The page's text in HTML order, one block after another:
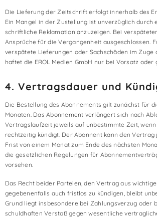
Die Lieferung der Zeitschrift erfolgt innerhalb des
Ein Mangel in der Zustellung ist unverzüglich durch
schriftliche Reklamation anzuzeigen. Bei
Ansprüche für die Vergangenheit ausgeschlossen.
verspätete Lieferungen oder Sachschäden im Zuge
haftet die EROL Medien GmbH nur bei Vorsatz
4. Vertragsdauer und
Die Bestellung des Abonnements gilt zunächst für
Monaten. Das Abonnement verlängert sich nach
Vertragslaufzeit jeweils auf unbestimmte Zeit,
rechtzeitig kündigt. Der Abonnent kann den
Frist von einem Monat zum Ende des nächsten
die gesetzlichen Regelungen für
vorsehen.
Das Recht beider Parteien, den Vertrag aus
gegebenenfalls auch fristlos zu kündigen, bleibt
Grund liegt insbesondere bei Zahlungsverzug oder
schuldhaften Verstoß gegen wesentliche